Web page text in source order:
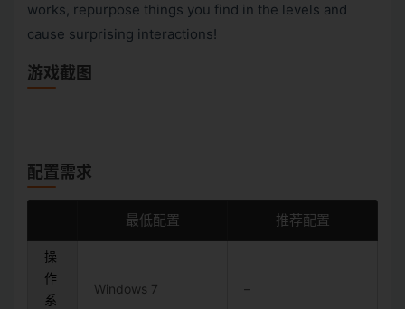
works, repurpose things you find in the levels and
cause surprising interactions!
游戏截图
配置需求
最低配置 推荐配置
操
作
系
Windows 7 –